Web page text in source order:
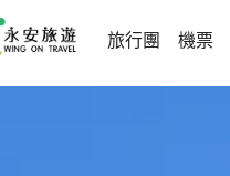
旅行團 機票